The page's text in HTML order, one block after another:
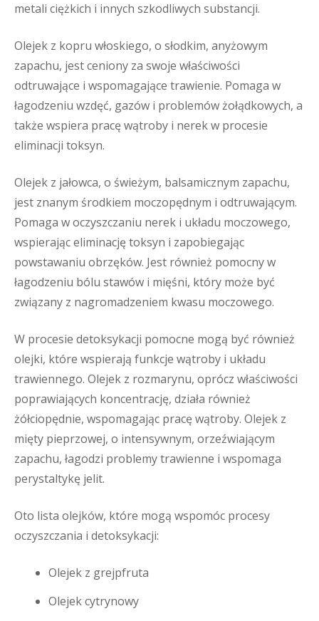
metali ciężkich i innych szkodliwych substancji.
Olejek z kopru włoskiego, o słodkim, anyżowym
zapachu, jest ceniony za swoje właściwości
odtruwające i wspomagające trawienie. Pomaga w
łagodzeniu wzdęć, gazów i problemów żołądkowych, a
także wspiera pracę wątroby i nerek w procesie
eliminacji toksyn.
Olejek z jałowca, o świeżym, balsamicznym zapachu,
jest znanym środkiem moczopędnym i odtruwającym.
Pomaga w oczyszczaniu nerek i układu moczowego,
wspierając eliminację toksyn i zapobiegając
powstawaniu obrzęków. Jest również pomocny w
łagodzeniu bólu stawów i mięśni, który może być
związany z nagromadzeniem kwasu moczowego.
W procesie detoksykacji pomocne mogą być również
olejki, które wspierają funkcje wątroby i układu
trawiennego. Olejek z rozmarynu, oprócz właściwości
poprawiających koncentrację, działa również
żółciopędnie, wspomagając pracę wątroby. Olejek z
mięty pieprzowej, o intensywnym, orzeźwiającym
zapachu, łagodzi problemy trawienne i wspomaga
perystaltykę jelit.
Oto lista olejków, które mogą wspomóc procesy
oczyszczania i detoksykacji:
Olejek z grejpfruta
Olejek cytrynowy